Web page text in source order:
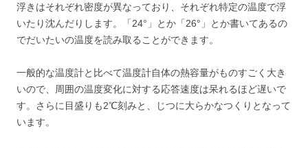
浮きはそれぞれ密度が異なっており、それぞれ特定の温度で浮
いたり沈んだりします。「24°」とか「26°」とか書いてあるの
でだいたいの温度を読み取ることができます。
一般的な温度計と比べて温度計自体の熱容量がものすごく大き
いので、周囲の温度変化に対する応答速度は呆れるほど遅いで
す。さらに目盛りも2℃刻みと、じつに大らかなつくりとなって
います。